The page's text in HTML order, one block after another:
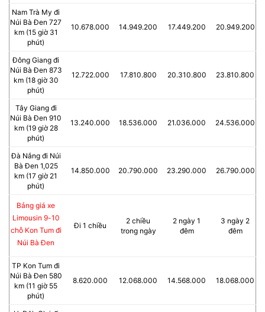
Nam Trà My đi
Núi Bà Đen 727
km (15 giờ 31
phút)
10.678.000 14.949.200 17.449.200 20.949.200
Đông Giang đi
Núi Bà Đen 873
km (18 giờ 30
phút)
12.722.000 17.810.800 20.310.800 23.810.800
Tây Giang đi
Núi Bà Đen 910
km (19 giờ 28
phút)
13.240.000 18.536.000 21.036.000 24.536.000
Đà Nắng đi Núi
Bà Đen 1,025
km (17 giờ 21
phút)
14.850.000 20.790.000 23.290.000 26.790.000
Bảng giá xe
Limousin 9-10
chỗ Kon Tum đi
Núi Bà Đen
Đi 1 chiều
2 chiều
trong ngày
2 ngày 1
đêm
3 ngày 2
đêm
TP Kon Tum đi
Núi Bà Đen 580
km (11 giờ 55
phút)
8.620.000 12.068.000 14.568.000 18.068.000